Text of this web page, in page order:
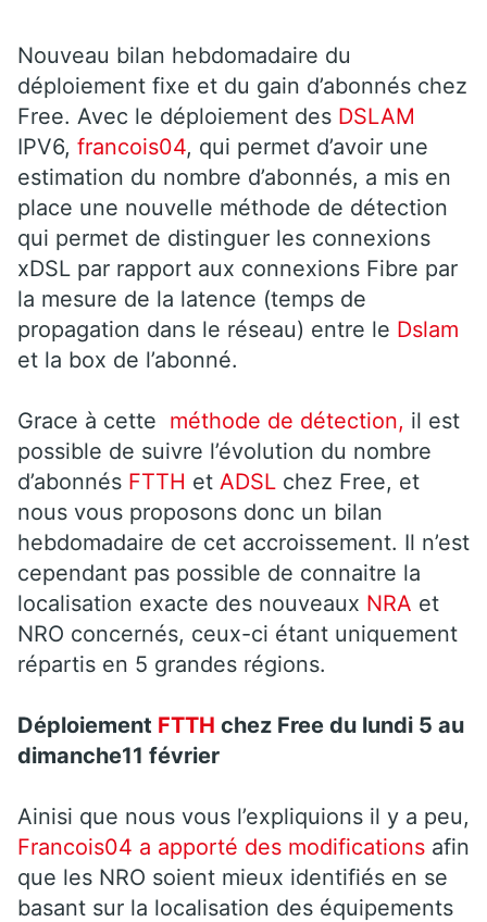
Nouveau bilan hebdomadaire du
déploiement fixe et du gain d’abonnés chez
Free. Avec le déploiement des DSLAM
IPV6, francois04, qui permet d’avoir une
estimation du nombre d’abonnés, a mis en
place une nouvelle méthode de détection
qui permet de distinguer les connexions
xDSL par rapport aux connexions Fibre par
la mesure de la latence (temps de
propagation dans le réseau) entre le Dslam
et la box de l’abonné.
Grace à cette méthode de détection, il est
possible de suivre l’évolution du nombre
d’abonnés FTTH et ADSL chez Free, et
nous vous proposons donc un bilan
hebdomadaire de cet accroissement. Il n’est
cependant pas possible de connaitre la
localisation exacte des nouveaux NRA et
NRO concernés, ceux-ci étant uniquement
répartis en 5 grandes régions.
Déploiement FTTH chez Free du lundi 5 au
dimanche11 février
Ainisi que nous vous l’expliquions il y a peu,
Francois04 a apporté des modifications afin
que les NRO soient mieux identifiés en se
basant sur la localisation des équipements